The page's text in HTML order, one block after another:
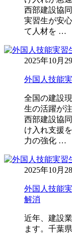
西部建設協
実習生が安
て人材を …
2025年10月
外国人技能
全国の建設
生の活躍が
西部建設協
け入れ支援
力の強化 …
2025年10月
外国人技能
解消
近年、建設
ます。千葉